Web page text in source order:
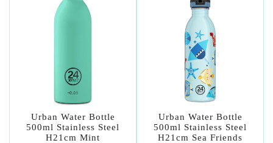
Urban Water Bottle
500ml Stainless Steel
H21cm Mint
Urban Water Bottle
500ml Stainless Steel
H21cm Sea Friends